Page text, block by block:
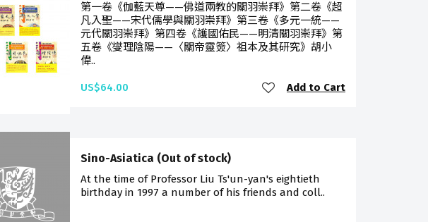
第一卷《伽藍天尊——佛道兩教的關羽崇拜》第二卷《超
凡入聖——宋代儒學與關羽崇拜》第三卷《多元一統——
元代關羽崇拜》第四卷《護國佑民——明清關羽崇拜》第
五卷《燮理陰陽——〈關帝靈簽〉祖本及其研究》胡小
偉..
US$64.00 Add to Cart
Sino-Asiatica (Out of stock)
At the time of Professor Liu Ts'un-yan's eightieth
birthday in 1997 a number of his friends and coll..